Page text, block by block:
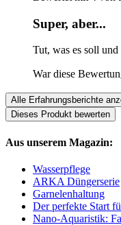
Super, aber...
Tut, was es soll
War diese
Alle Erfahrungsberichte
Dieses Produkt bewerten
Aus unserem Magazin:
Wasserpflege
ARKA Düngerserie
Garnelenhaltung
Der perfekte Start
Nano-Aquaristik: